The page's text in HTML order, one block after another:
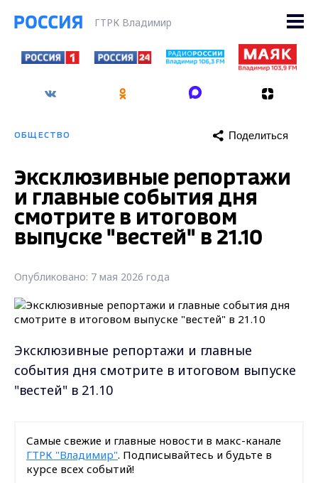
ГТРК Владимир
ОБЩЕСТВО Поделиться
Эксклюзивные репортажи
и главные события дня
смотрите в итоговом
выпуске "вестей" в 21.10
Опубликовано: 7 мая 2026 года
Эксклюзивные репортажи и главные
события дня смотрите в итоговом выпуске
"вестей" в 21.10
Самые свежие и главные новости в макс-канале
ГТРК "Владимир". Подписывайтесь и будьте в
курсе всех событий!